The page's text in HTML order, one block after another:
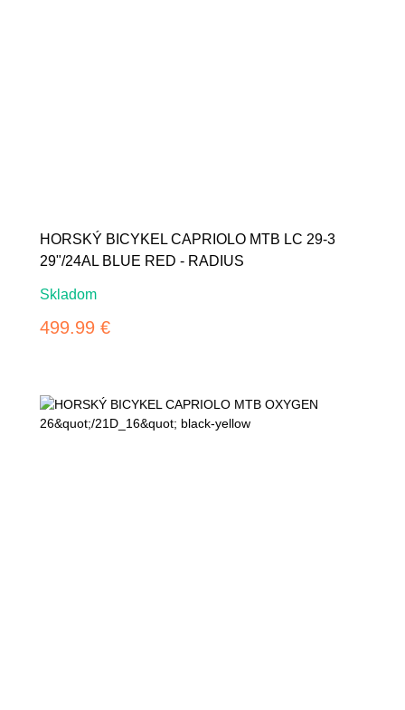
HORSKÝ BICYKEL CAPRIOLO MTB LC 29-3
29"/24AL BLUE RED - RADIUS
Skladom
499.99 €